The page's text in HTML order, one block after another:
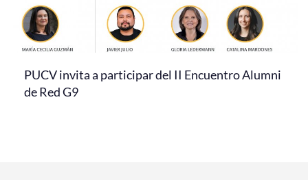
PUCV invita a participar del II Encuentro Alumni
de Red G9